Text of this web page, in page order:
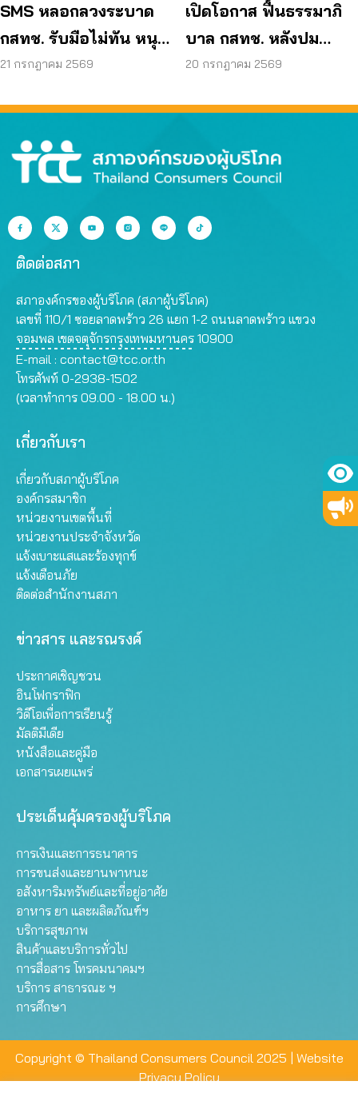
SMS หลอกลวงระบาด
กสทช. รับมือไม่ทัน หนุน
ใช้ พ.ร.ก. ไซเบอร์ เข้มข้น
21 กรกฎาคม 2569
เปิดโอกาส ฟื้นธรรมาภิ
บาล กสทช. หลังปม
‘สรณ’ มีลักษณะต้องห้าม
20 กรกฎาคม 2569
ติดต่อสภา
สภาองค์กรของผู้บริโภค (สภาผู้บริโภค)
เลขที่ 110/1 ซอยลาดพร้าว 26 แยก 1-2 ถนนลาดพร้าว แขวง
จอมพล เขตจตุจักรกรุงเทพมหานคร 10900
E-mail : contact@tcc.or.th
โทรศัพท์ 0-2938-1502
(เวลาทำการ 09.00 - 18.00 น.)
เกี่ยวกับเรา
เกี่ยวกับสภาผู้บริโภค
องค์กรสมาชิก
หน่วยงานเขตพื้นที่
หน่วยงานประจำจังหวัด
แจ้งเบาะแสและร้องทุกข์
แจ้งเตือนภัย
ติดต่อสำนักงานสภา
ข่าวสาร และรณรงค์
ประกาศเชิญชวน
อินโฟกราฟิก
วิดีโอเพื่อการเรียนรู้
มัลติมีเดีย
หนังสือและคู่มือ
เอกสารเผยแพร่
ประเด็นคุ้มครองผู้บริโภค
การเงินและการธนาคาร
การขนส่งและยานพาหนะ
อสังหาริมทรัพย์และที่อยู่อาศัย
อาหาร ยา และผลิตภัณฑ์ฯ
บริการสุขภาพ
สินค้าและบริการทั่วไป
การสื่อสาร โทรคมนาคมฯ
บริการ สาธารณะ ฯ
การศึกษา
Copyright © Thailand Consumers Council 2025 | Website
Privacy Policy